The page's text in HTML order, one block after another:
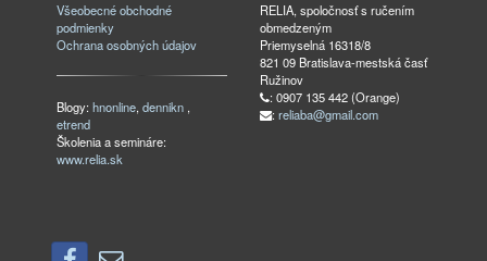
Všeobecné obchodné
podmienky
Ochrana osobných údajov
Blogy:hnonline,dennikn ,
etrend
Školenia a semináre:
www.relia.sk
RELIA, spoločnosť s ručením
obmedzeným
Priemyselná 16318/8
821 09 Bratislava-mestská časť
Ružinov
: 0907 135 442 (Orange)
: reliaba@gmail.com